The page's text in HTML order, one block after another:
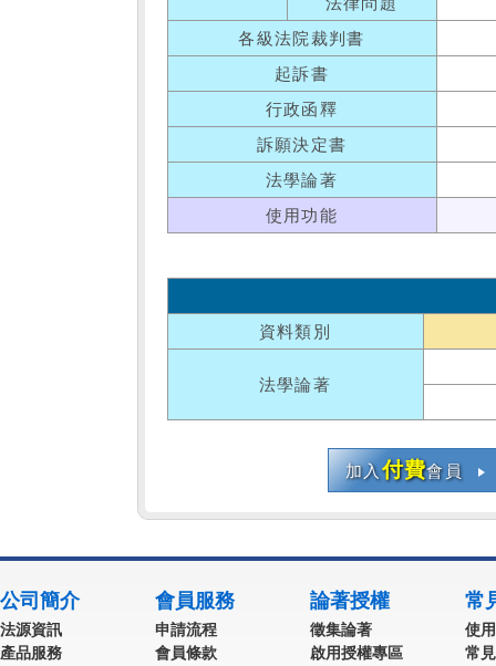
各級法院裁判書
起訴書
行政函釋
訴願決定書
法學論著
使用功能
資料類別
法學論著
加入付費會員
公司簡介
法源資訊
產品服務
會員服務
申請流程
會員條款
論著授權
徵集論著
啟用授權專區
常
使
常